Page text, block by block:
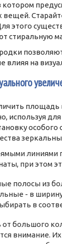
котором
этого
стиральную
влияя на
используя
линиями
при этом
полосы из
- в
в
большого
внимание.